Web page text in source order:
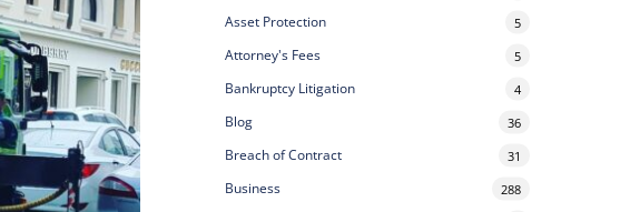
Asset Protection 5
Attorney's Fees 5
Bankruptcy Litigation 4
Blog 36
Breach of Contract 31
Business 288